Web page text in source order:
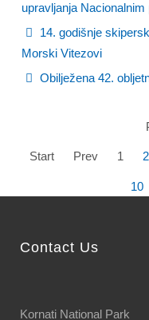
upravljanja
14. godišnje
Morski Vitezovi
Obilježena 42.
Start Prev 1 2
10
Contact Us
Kornati National Park